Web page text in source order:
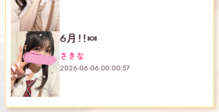
6月！！🍬
さきな
2026-06-06 00:00:57